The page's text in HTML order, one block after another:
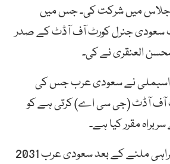
کے 25 ویں اجلاس میں شرکت کی۔ جس میں
سعودی جنرل کورٹ آف آڈٹ کے صدر
العنقری نے کی۔
اسبملی نے سعودی عرب جس کی
آف آڈٹ (جی سی اے) کرتی ہے کو
رپورٹ کے مطابق سربراہی ملنے کے بعد سعودی عرب 2031